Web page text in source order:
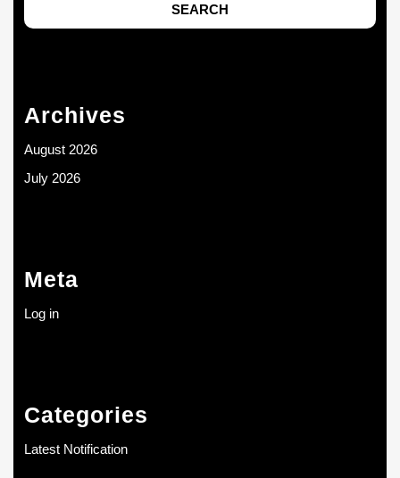
Archives
August 2026
July 2026
Meta
Log in
Categories
Latest Notification